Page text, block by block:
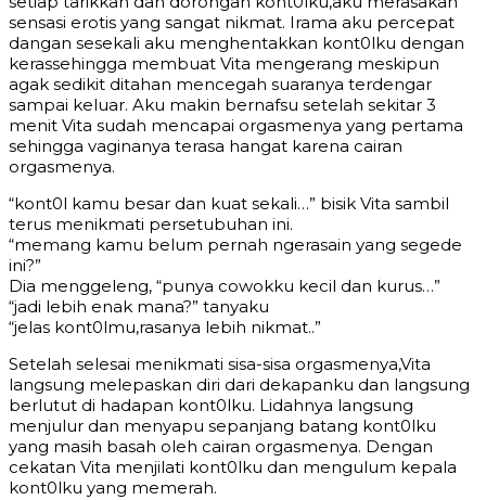
sensasi erotis yang sangat nikmat. Irama aku percepat
dangan sesekali aku menghentakkan kont0lku dengan
kerassehingga membuat Vita mengerang meskipun
agak sedikit ditahan mencegah suaranya terdengar
sampai keluar. Aku makin bernafsu setelah sekitar 3
menit Vita sudah mencapai orgasmenya yang pertama
sehingga vaginanya terasa hangat karena cairan
orgasmenya.
“kont0l kamu besar dan kuat sekali…” bisik Vita sambil
terus menikmati persetubuhan ini.
“memang kamu belum pernah ngerasain yang segede
ini?”
Dia menggeleng, “punya cowokku kecil dan kurus…”
“jadi lebih enak mana?” tanyaku
“jelas kont0lmu,rasanya lebih nikmat..”
Setelah selesai menikmati sisa-sisa orgasmenya,Vita
langsung melepaskan diri dari dekapanku dan langsung
berlutut di hadapan kont0lku. Lidahnya langsung
menjulur dan menyapu sepanjang batang kont0lku
yang masih basah oleh cairan orgasmenya. Dengan
cekatan Vita menjilati kont0lku dan mengulum kepala
kont0lku yang memerah.